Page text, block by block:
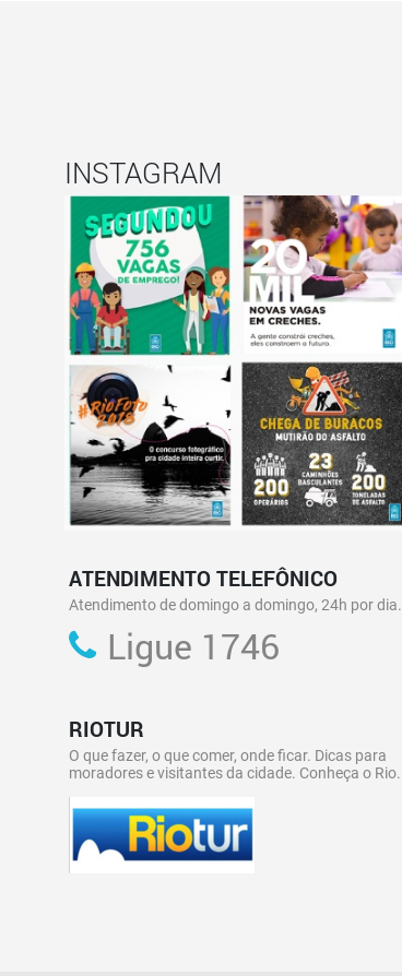
INSTAGRAM
ATENDIMENTO TELEFÔNICO
Atendimento de domingo a domingo, 24h por dia.
Ligue 1746
RIOTUR
O que fazer, o que comer, onde ficar. Dicas para
moradores e visitantes da cidade. Conheça o Rio.